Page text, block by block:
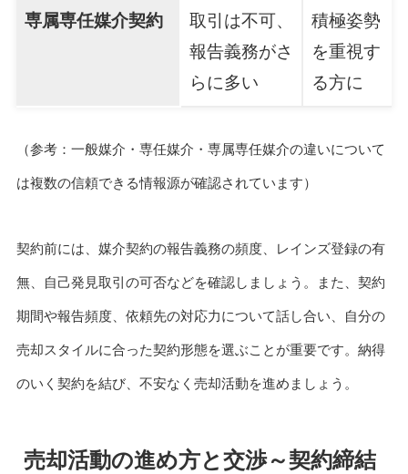
専属専任媒介契約
取引は不可、
報告義務がさ
らに多い
積極姿勢
を重視す
る方に
（参考：一般媒介・専任媒介・専属専任媒介の違いについて
は複数の信頼できる情報源が確認されています）
契約前には、媒介契約の報告義務の頻度、レインズ登録の有
無、自己発見取引の可否などを確認しましょう。また、契約
期間や報告頻度、依頼先の対応力について話し合い、自分の
売却スタイルに合った契約形態を選ぶことが重要です。納得
のいく契約を結び、不安なく売却活動を進めましょう。
売却活動の進め方と交渉～契約締結